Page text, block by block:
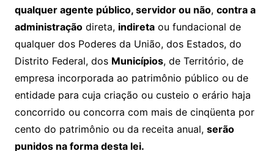
qualquer agente público, servidor ou não, contra a
administraçãodireta, indiretaou fundacional de
qualquer dos Poderes da União, dos Estados, do
Distrito Federal, dos Municípios, de Território, de
empresa incorporada ao patrimônio público ou de
entidade para cuja criação ou custeio o erário haja
concorrido ou concorra com mais de cinqüenta por
cento do patrimônio ou da receita anual, serão
punidos na forma desta lei.